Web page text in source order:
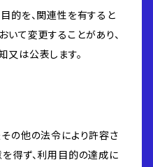
的を、関連性を有すると
て変更することがあり、
は公表します。
の他の法令により許容さ
得ず、利用目的の達成に